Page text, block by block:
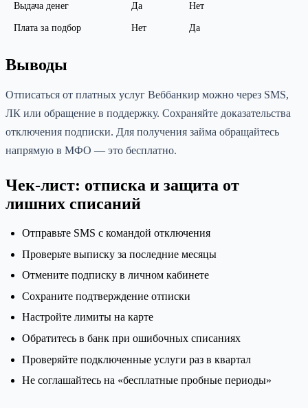
Выдача денег Да Нет
Плата за подбор Нет Да
Выводы
Отписаться от платных услуг Веббанкир можно через SMS,
ЛК или обращение в поддержку. Сохраняйте доказательства
отключения подписки. Для получения займа обращайтесь
напрямую в МФО — это бесплатно.
Чек-лист: отписка и защита от
лишних списаний
Отправьте SMS с командой отключения
Проверьте выписку за последние месяцы
Отмените подписку в личном кабинете
Сохраните подтверждение отписки
Настройте лимиты на карте
Обратитесь в банк при ошибочных списаниях
Проверяйте подключенные услуги раз в квартал
Не соглашайтесь на «бесплатные пробные периоды»